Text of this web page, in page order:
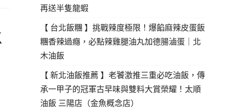
再送半隻龍蝦
【 台北飯糰 】挑戰辣度極限！爆餡麻辣皮蛋飯
糰香辣過癮，必點辣雞腿油丸加德腸滷蛋｜北
木油飯
【 新北油飯推薦 】老饕激推三重必吃油飯，傳
承一甲子的冠軍古早味與雙料大賞榮耀！太順
油飯 三陽店（金魚概念店）